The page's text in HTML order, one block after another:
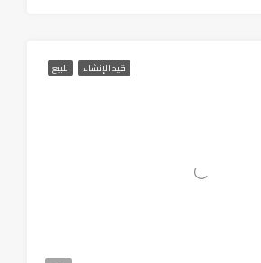
قيد الإنشاء للبيع